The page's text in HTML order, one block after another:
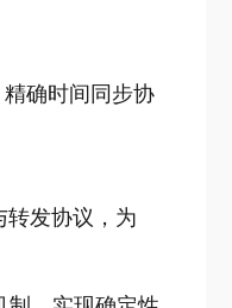
精确时间同步协
转发协议，为